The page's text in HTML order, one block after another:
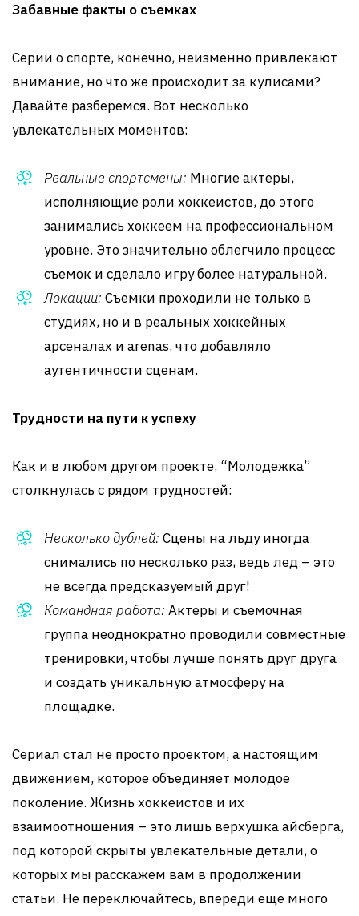
Забавные факты о съемках
Серии о спорте, конечно, неизменно привлекают
внимание, но что же происходит за кулисами?
Давайте разберемся. Вот несколько
увлекательных моментов:
Реальные спортсмены: Многие актеры,
исполняющие роли хоккеистов, до этого
занимались хоккеем на профессиональном
уровне. Это значительно облегчило процесс
съемок и сделало игру более натуральной.
Локации: Съемки проходили не только в
студиях, но и в реальных хоккейных
арсеналах и arenas, что добавляло
аутентичности сценам.
Трудности на пути к успеху
Как и в любом другом проекте, “Молодежка”
столкнулась с рядом трудностей:
Несколько дублей: Сцены на льду иногда
снимались по несколько раз, ведь лед – это
не всегда предсказуемый друг!
Командная работа: Актеры и съемочная
группа неоднократно проводили совместные
тренировки, чтобы лучше понять друг друга
и создать уникальную атмосферу на
площадке.
Сериал стал не просто проектом, а настоящим
движением, которое объединяет молодое
поколение. Жизнь хоккеистов и их
взаимоотношения – это лишь верхушка айсберга,
под которой скрыты увлекательные детали, о
которых мы расскажем вам в продолжении
статьи. Не переключайтесь, впереди еще много